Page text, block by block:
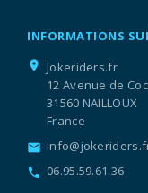
INFORMATIONS
location_on
Jokeriders.fr
12 Avenue de
31560 NAILLOUX
France
email
call 06.95.59.61.36